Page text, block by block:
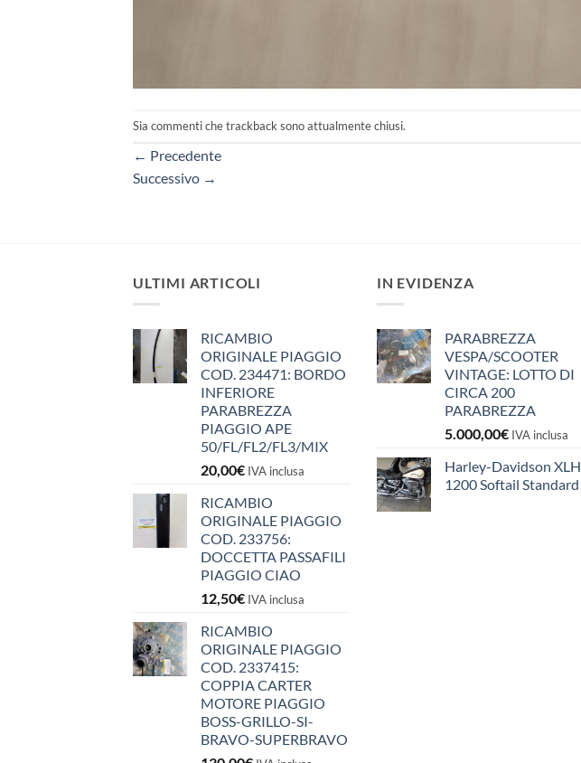
Sia commenti che trackback sono attualmente chiusi.
← Precedente
Successivo →
ULTIMI ARTICOLI
RICAMBIO
ORIGINALE PIAGGIO
COD. 234471: BORDO
INFERIORE
PARABREZZA
PIAGGIO APE
50/FL/FL2/FL3/MIX
20,00€ IVA inclusa
RICAMBIO
ORIGINALE PIAGGIO
COD. 233756:
DOCCETTA PASSAFILI
PIAGGIO CIAO
12,50€ IVA inclusa
RICAMBIO
ORIGINALE PIAGGIO
COD. 2337415:
COPPIA CARTER
MOTORE PIAGGIO
BOSS-GRILLO-SI-
BRAVO-SUPERBRAVO
IN EVIDENZA
PARABREZZA
VESPA/SCOOTER
VINTAGE: LOTTO DI
CIRCA 200
PARABREZZA
5.000,00€ IVA inclusa
Harley-Davidson XLH
1200 Softail Standard